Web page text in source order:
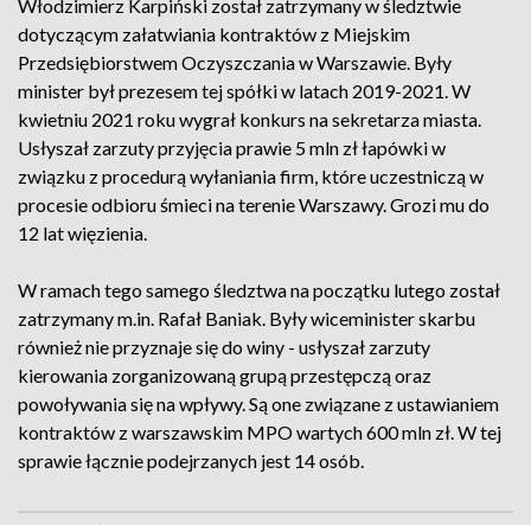
Włodzimierz Karpiński został zatrzymany w śledztwie
dotyczącym załatwiania kontraktów z Miejskim
Przedsiębiorstwem Oczyszczania w Warszawie. Były
minister był prezesem tej spółki w latach 2019-2021. W
kwietniu 2021 roku wygrał konkurs na sekretarza miasta.
Usłyszał zarzuty przyjęcia prawie 5 mln zł łapówki w
związku z procedurą wyłaniania firm, które uczestniczą w
procesie odbioru śmieci na terenie Warszawy. Grozi mu do
12 lat więzienia.
W ramach tego samego śledztwa na początku lutego został
zatrzymany m.in. Rafał Baniak. Były wiceminister skarbu
również nie przyznaje się do winy - usłyszał zarzuty
kierowania zorganizowaną grupą przestępczą oraz
powoływania się na wpływy. Są one związane z ustawianiem
kontraktów z warszawskim MPO wartych 600 mln zł. W tej
sprawie łącznie podejrzanych jest 14 osób.